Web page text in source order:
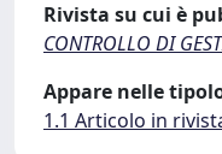
Rivista su cui è
CONTROLLO DI
Appare nelle
1.1 Articolo in